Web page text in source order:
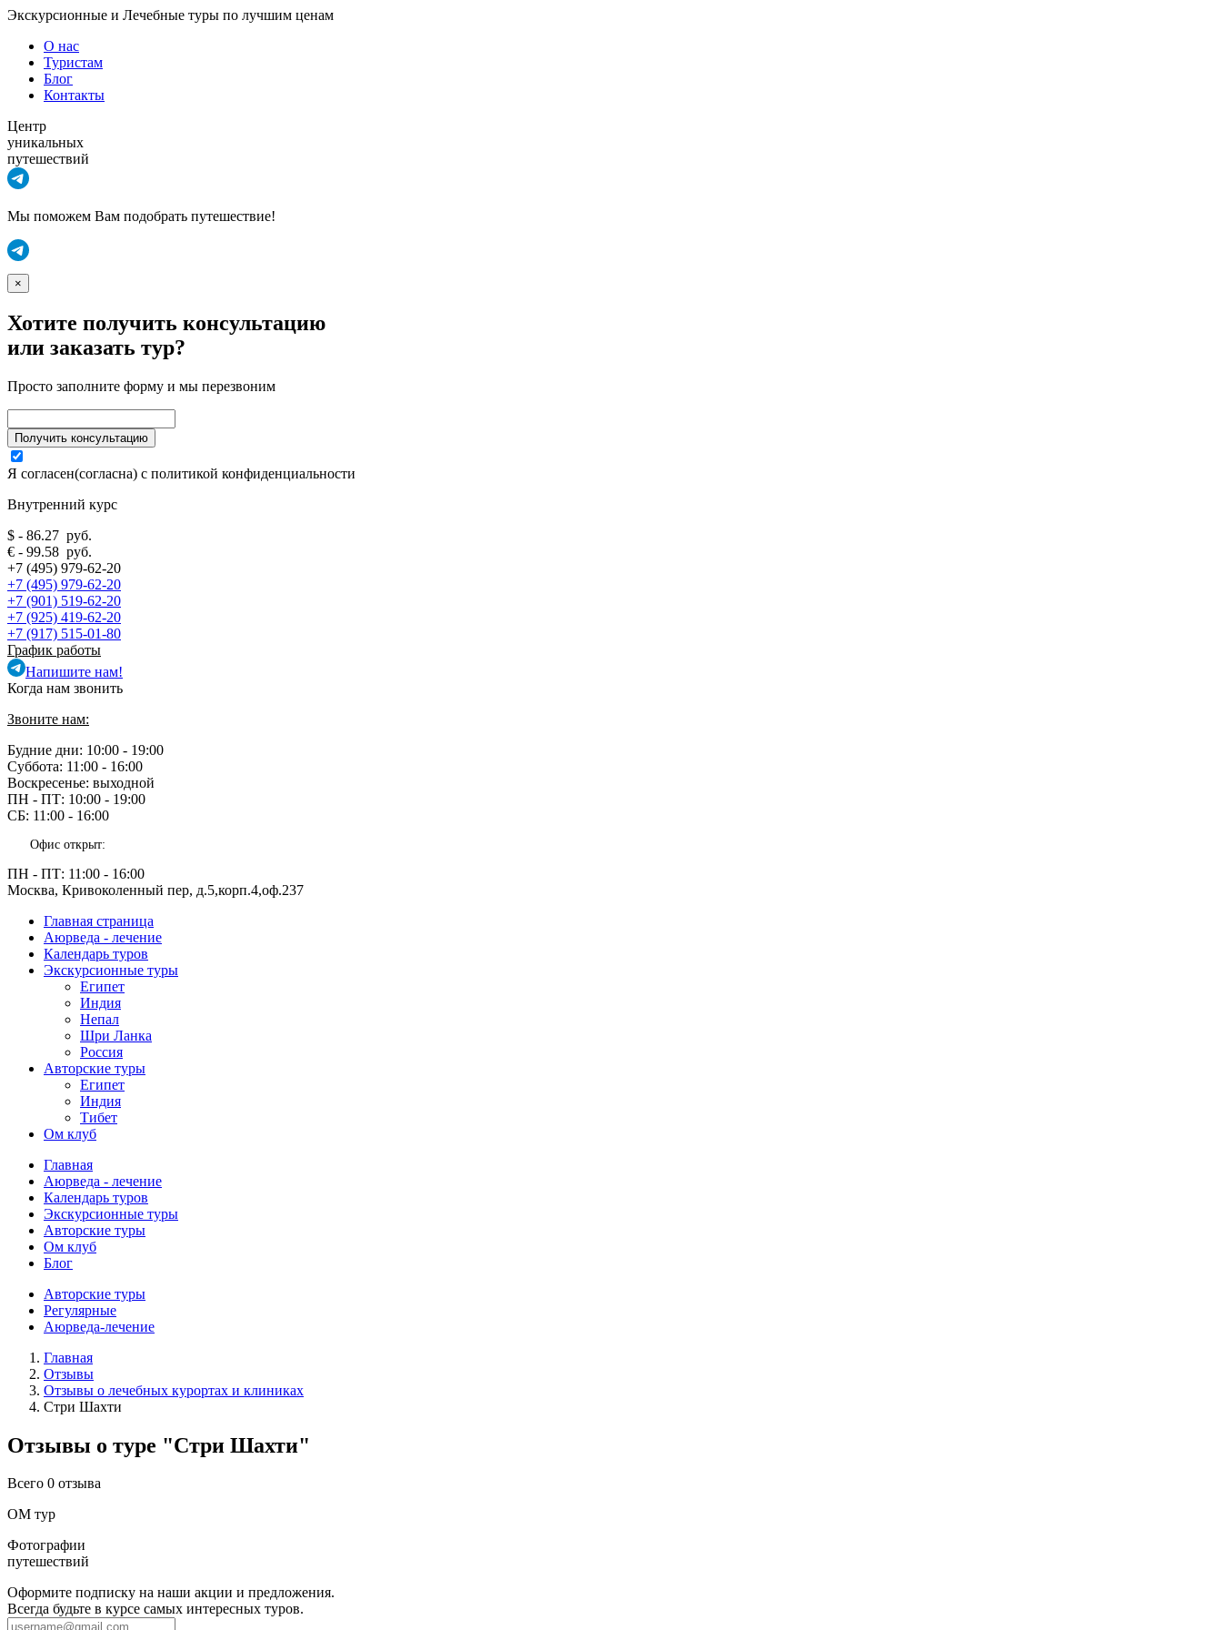
Экскурсионные и Лечебные туры по лучшим ценам
О нас
Туристам
Блог
Контакты
Центр
уникальных
путешествий
Мы поможем Вам подобрать путешествие!
×
Хотите получить консультацию
или заказать тур?
Просто заполните форму и мы перезвоним
Я согласен(согласна) с политикой конфиденциальности
Внутренний курс
$ - 86.27 руб.
€ - 99.58 руб.
+7 (495) 979-62-20
+7 (495) 979-62-20
+7 (901) 519-62-20
+7 (925) 419-62-20
+7 (917) 515-01-80
График работы
Напишите нам!
Когда нам звонить
Звоните нам:
Будние дни: 10:00 - 19:00
Суббота: 11:00 - 16:00
Воскресенье: выходной
ПН - ПТ: 10:00 - 19:00
СБ: 11:00 - 16:00
Офис открыт:
ПН - ПТ: 11:00 - 16:00
Москва, Кривоколенный пер, д.5,корп.4,оф.237
Главная страница
Аюрведа - лечение
Календарь туров
Экскурсионные туры
Египет
Индия
Непал
Шри Ланка
Россия
Авторские туры
Египет
Индия
Тибет
Ом клуб
Главная
Аюрведа - лечение
Календарь туров
Экскурсионные туры
Авторские туры
Ом клуб
Блог
Авторские туры
Регулярные
Аюрведа-лечение
Главная
Отзывы
Отзывы о лечебных курортах и клиниках
Стри Шахти
Отзывы о туре "Стри Шахти"
Всего 0 отзыва
ОМ тур
Фотографии
путешествий
Оформите подписку на наши акции и предложения.
Всегда будьте в курсе самых интересных туров.